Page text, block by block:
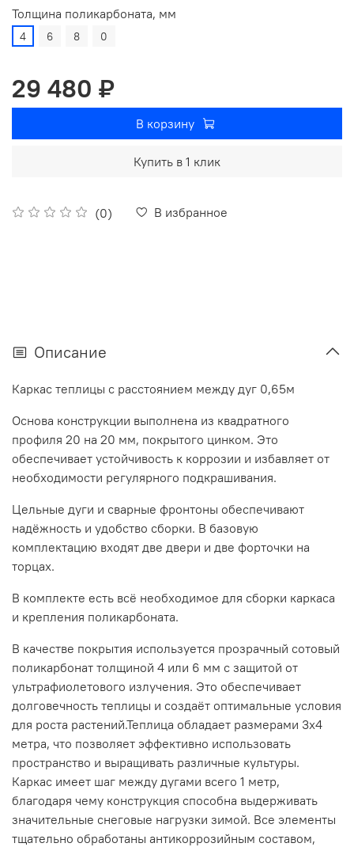
(0) В избранное
Толщина поликарбоната, мм
4 6 8 0
29 480 ₽
В корзину
Купить в 1 клик
Описание
Каркас теплицы с расстоянием между дуг 0,65м
Основа конструкции выполнена из квадратного
профиля 20 на 20 мм, покрытого цинком. Это
обеспечивает устойчивость к коррозии и избавляет от
необходимости регулярного подкрашивания.
Цельные дуги и сварные фронтоны обеспечивают
надёжность и удобство сборки. В базовую
комплектацию входят две двери и две форточки на
торцах.
В комплекте есть всё необходимое для сборки каркаса
и крепления поликарбоната.
В качестве покрытия используется прозрачный сотовый
поликарбонат толщиной 4 или 6 мм с защитой от
ультрафиолетового излучения. Это обеспечивает
долговечность теплицы и создаёт оптимальные условия
для роста растений.Теплица обладает размерами 3х4
метра, что позволяет эффективно использовать
пространство и выращивать различные культуры.
Каркас имеет шаг между дугами всего 1 метр,
благодаря чему конструкция способна выдерживать
значительные снеговые нагрузки зимой. Все элементы
тщательно обработаны антикоррозийным составом,